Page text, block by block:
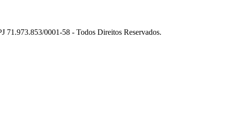
0001-58 - Todos Direitos Reservados.